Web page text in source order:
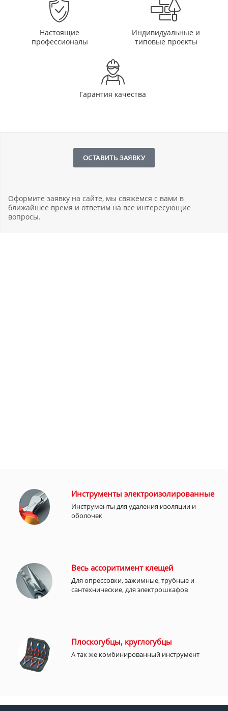
Настоящие
профессионалы
Индивидуальные и
типовые проекты
Гарантия качества
ОСТАВИТЬ ЗАЯВКУ
Оформите заявку на сайте, мы свяжемся с вами в
ближайшее время и ответим на все интересующие
вопросы.
Инструменты электроизолированные
Инструменты для удаления изоляции и
оболочек
Весь ассоритимент клещей
Для опрессовки, зажимные, трубные и
сантехнические, для электрошкафов
Плоскогубцы, круглогубцы
А так же комбинированный инструмент